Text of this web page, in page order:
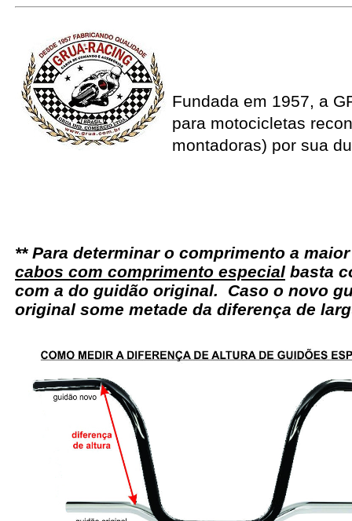
Fundada em 1957, a
para motocicletas
montadoras) por sua
** Para determinar o comprimento a
cabos com comprimento especial basta
com a do guidão original. Caso o novo
original some metade da diferença de